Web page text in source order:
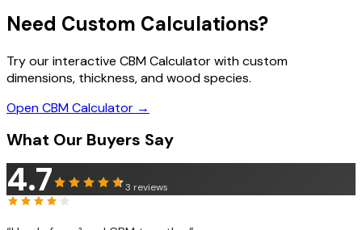
Need Custom Calculations?
Try our interactive CBM Calculator with custom
dimensions, thickness, and wood species.
Open CBM Calculator →
What Our Buyers Say
4.7 3 reviews